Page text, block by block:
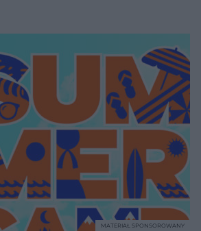
MATERIAŁ SPONSOROWANY